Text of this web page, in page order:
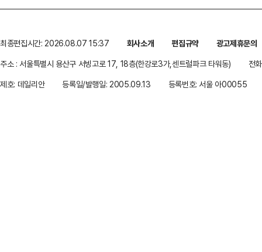
최종편집시간: 2026.08.07 15:37 회사소개 편집규약
광고제휴문의
주소 : 서울특별시 용산구 서빙고로 17, 18층(한강로3가,센트럴파크 타워동)
전
제호: 데일리안
등록일/발행일: 2005.09.13 등록번호: 서울 아00055